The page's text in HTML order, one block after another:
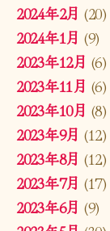
2024年2月 (20)
2024年1月 (9)
2023年12月 (6)
2023年11月 (6)
2023年10月 (8)
2023年9月 (12)
2023年8月 (12)
2023年7月 (17)
2023年6月 (9)